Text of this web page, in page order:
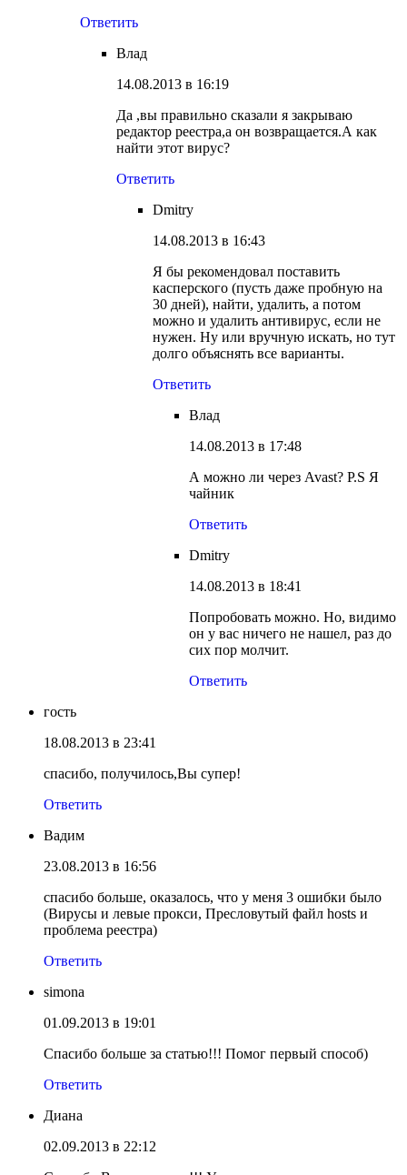
Ответить
Влад
14.08.2013 в 16:19
Да ,вы правильно сказали я закрываю
редактор реестра,а он возвращается.А как
найти этот вирус?
Ответить
Dmitry
14.08.2013 в 16:43
Я бы рекомендовал поставить
касперского (пусть даже пробную на
30 дней), найти, удалить, а потом
можно и удалить антивирус, если не
нужен. Ну или вручную искать, но тут
долго объяснять все варианты.
Ответить
Влад
14.08.2013 в 17:48
А можно ли через Avast? P.S Я
чайник
Ответить
Dmitry
14.08.2013 в 18:41
Попробовать можно. Но, видимо
он у вас ничего не нашел, раз до
сих пор молчит.
Ответить
гость
18.08.2013 в 23:41
спасибо, получилось,Вы супер!
Ответить
Вадим
23.08.2013 в 16:56
спасибо больше, оказалось, что у меня 3 ошибки было
(Вирусы и левые прокси, Пресловутый файл hosts и
проблема реестра)
Ответить
simona
01.09.2013 в 19:01
Спасибо больше за статью!!! Помог первый способ)
Ответить
Диана
02.09.2013 в 22:12